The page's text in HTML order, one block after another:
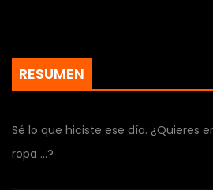
RESUMEN
Sé lo que hiciste ese día. ¿Quieres
ropa ...?